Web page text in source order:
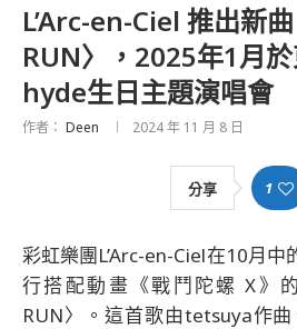
L’Arc-en-Ciel 推出新
RUN〉，2025年1月
hyde生日主題演唱會
作者： Deen 2024 年 11 月 8 日
分享 1
彩虹樂團L’Arc-en-Ciel在10月
行搭配動畫《戰鬥陀螺 X》
RUN〉。這首歌由tetsuya作